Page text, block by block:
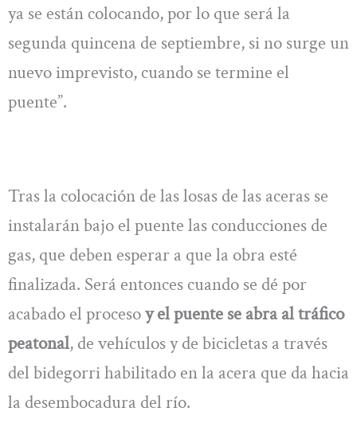
ya se están colocando, por lo que será la
segunda quincena de septiembre, si no surge un
nuevo imprevisto, cuando se termine el
puente”.
Tras la colocación de las losas de las aceras se
instalarán bajo el puente las conducciones de
gas, que deben esperar a que la obra esté
finalizada. Será entonces cuando se dé por
acabado el procesoy el puente se abra al tráfico
peatonal, de vehículos y de bicicletas a través
del bidegorri habilitado en la acera que da hacia
la desembocadura del río.